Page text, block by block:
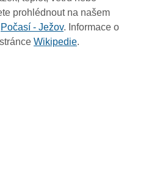
prohlédnout na našem
Počasí - Ježov. Informace o
Wikipedie.